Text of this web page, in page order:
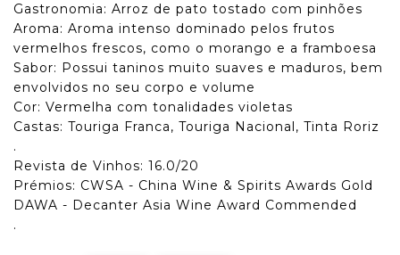
Gastronomia: Arroz de pato tostado com pinhões
Aroma: Aroma intenso dominado pelos frutos
vermelhos frescos, como o morango e a framboesa
Sabor: Possui taninos muito suaves e maduros, bem
envolvidos no seu corpo e volume
Cor: Vermelha com tonalidades violetas
Castas: Touriga Franca, Touriga Nacional, Tinta Roriz
.
Revista de Vinhos: 16.0/20
Prémios: CWSA - China Wine & Spirits Awards Gold
DAWA - Decanter Asia Wine Award Commended
.